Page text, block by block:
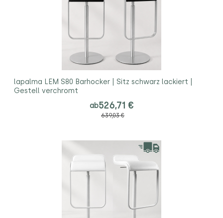
lapalma LEM S80 Barhocker | Sitz schwarz lackiert |
Gestell verchromt
ab526,71 €
639,03 €